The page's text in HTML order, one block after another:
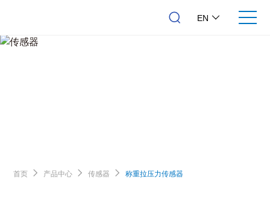
EN
首页 产品中心 传感器 称重拉压力传感器